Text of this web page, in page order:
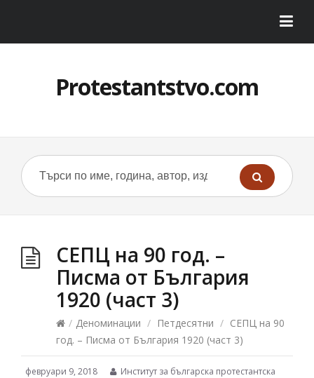
Protestantstvo.com
СЕПЦ на 90 год. –
Писма от България
1920 (част 3)
/ Деноминации / Петдесятни / СЕПЦ на 90
год. – Писма от България 1920 (част 3)
февруари 9, 2018
Институт за българска протестантска